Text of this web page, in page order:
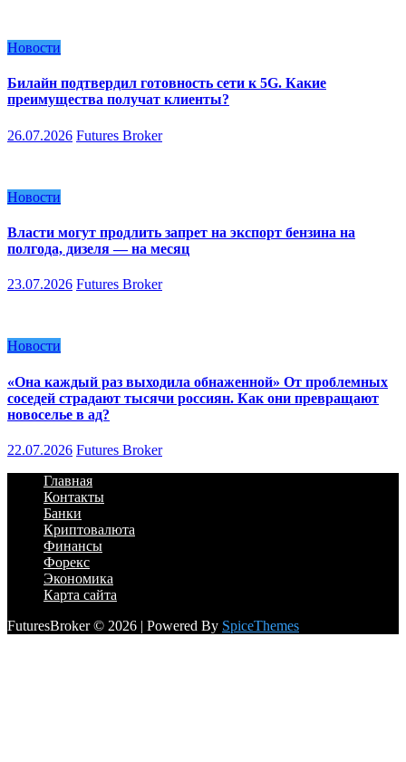
Новости
Билайн подтвердил готовность сети к 5G. Какие
преимущества получат клиенты?
26.07.2026 Futures Broker
Новости
Власти могут продлить запрет на экспорт бензина на
полгода, дизеля — на месяц
23.07.2026 Futures Broker
Новости
«Она каждый раз выходила обнаженной» От проблемных
соседей страдают тысячи россиян. Как они превращают
новоселье в ад?
22.07.2026 Futures Broker
Главная
Контакты
Банки
Криптовалюта
Финансы
Форекс
Экономика
Карта сайта
FuturesBroker © 2026 | Powered By SpiceThemes